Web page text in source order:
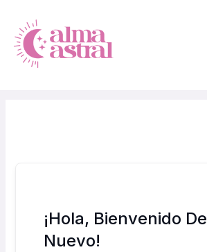
Contenido
¡Hola, Bienvenido De
Nuevo!